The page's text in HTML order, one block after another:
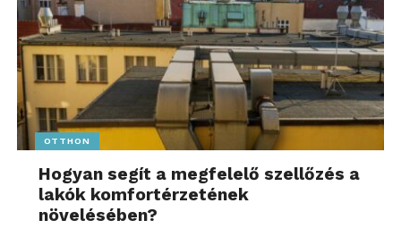
OTTHON
Hogyan segít a megfelelő szellőzés a
lakók komfortérzetének
növelésében?